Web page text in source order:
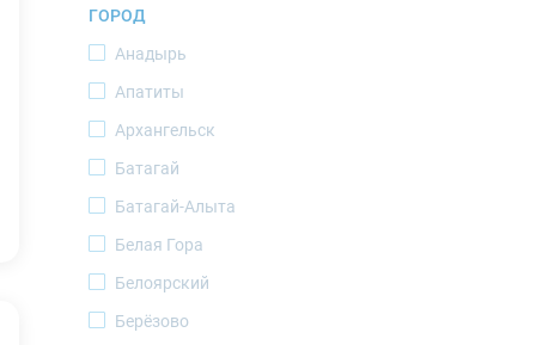
Ямало-Ненецкий АО
ГОРОД
Анадырь
Апатиты
Архангельск
Батагай
Батагай-Алыта
Белая Гора
Белоярский
Берёзово